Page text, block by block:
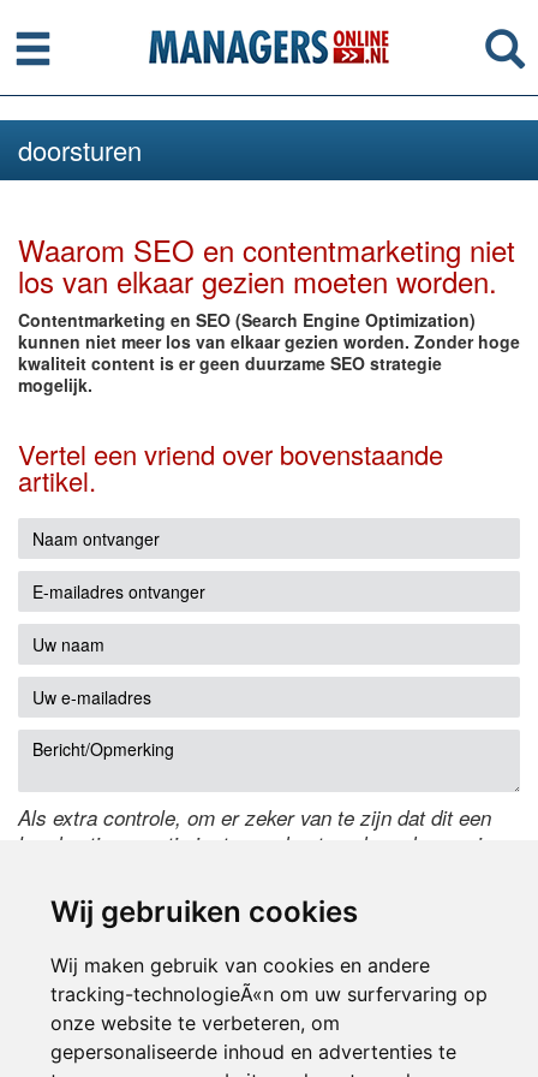
Wij gebruiken cookies
Wij maken gebruik van cookies en andere
tracking-technologieÃ«n om uw surfervaring op
onze website te verbeteren, om
gepersonaliseerde inhoud en advertenties te
Menu
doorsturen
Waarom SEO en contentmarketing niet
los van elkaar gezien moeten worden.
Contentmarketing en SEO (Search Engine Optimization)
kunnen niet meer los van elkaar gezien worden. Zonder hoge
kwaliteit content is er geen duurzame SEO strategie
mogelijk.
Vertel een vriend over bovenstaande
artikel.
Als extra controle, om er zeker van te zijn dat dit een
handmatige reactie is, typ onderstaande code over in
de code te wijzigen.